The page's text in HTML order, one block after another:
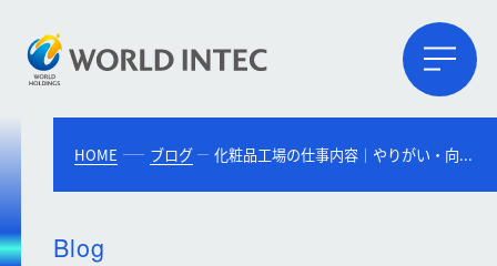
HOME ブログ 化粧品工場の仕事内容｜やりがい・向いている人の特徴・必要なスキル・求人例
Blog